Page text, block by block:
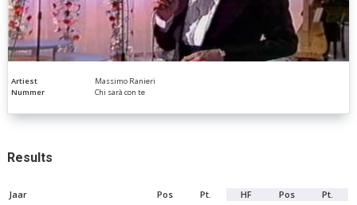
Artiest
Massimo Ranieri
Nummer
Chi sarà con te
Results
Jaar Pos Pt. HF Pos Pt.